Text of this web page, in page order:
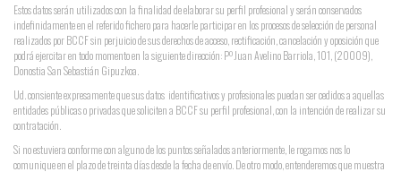
Estos datos serán utilizados con la finalidad de elaborar su perfil profesional y serán conservados
indefinidamente en el referido fichero para hacerle participar en los procesos de selección de personal
realizados por BCCF sin perjuicio de sus derechos de acceso, rectificación, cancelación y oposición que
podrá ejercitar en todo momento en la siguiente dirección: Pº Juan Avelino Barriola, 101, (20009),
Donostia San Sebastián Gipuzkoa.
Ud. consiente expresamente que sus datos identificativos y profesionales puedan ser cedidos a aquellas
entidades públicas o privadas que soliciten a BCCF su perfil profesional, con la intención de realizar su
contratación.
Si no estuviera conforme con alguno de los puntos señalados anteriormente, le rogamos nos lo
comunique en el plazo de treinta días desde la fecha de envío. De otro modo, entenderemos que muestra